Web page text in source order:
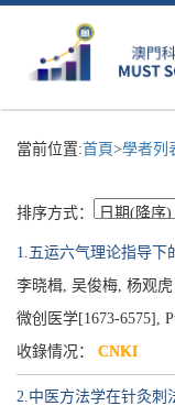
當前位置:首頁>學者列
排序方式：
1.五运六气理论指导下
李晓楫, 吴俊梅, 杨观虎
微创医学[1673-6575],
收錄情况： CNKI
2.中医方法学在针灸刺